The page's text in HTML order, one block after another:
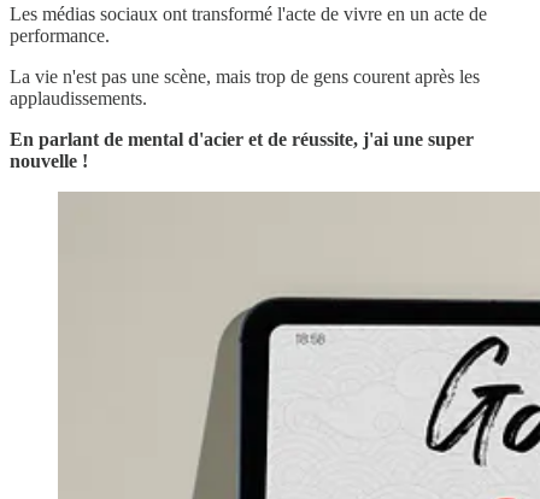
Les médias sociaux ont transformé l'acte de vivre en un acte de
performance.
La vie n'est pas une scène, mais trop de gens courent après les
applaudissements.
En parlant de mental d'acier et de réussite, j'ai une super
nouvelle !